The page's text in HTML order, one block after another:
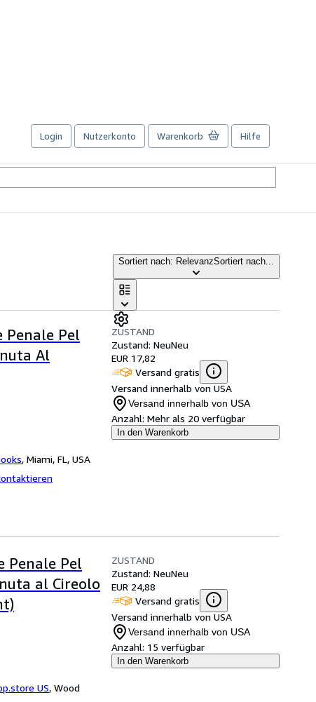
Login Nutzerkonto Warenkorb Hilfe
Sortiert nach: RelevanzSortiert nach...
Penale Pel
Al
, Miami, FL, USA
ZUSTAND
Zustand: NeuNeu
EUR 17,82
Versand gratis
Versand innerhalb von USA
Versand innerhalb von USA
Anzahl: Mehr als 20 verfügbar
In den Warenkorb
Penale Pel
al Cireolo
US, Wood
ZUSTAND
Zustand: NeuNeu
EUR 24,88
Versand gratis
Versand innerhalb von USA
Versand innerhalb von USA
Anzahl: 15 verfügbar
In den Warenkorb